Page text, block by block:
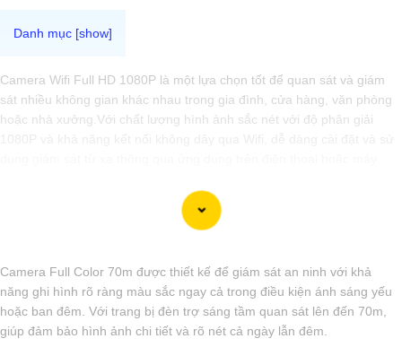
Camera Wifi Full HD 1080P là một lựa chọn tốt để quan sát và giám
sát nhiều không gian khác nhau trong gia đình, cửa hàng, văn phòng
hoặc nhà xưởng.Với chất lượng hình ảnh sắc nét với độ phân giải
Camera Full Color 70m được thiết kế để giám sát an ninh với khả
năng ghi hình rõ ràng màu sắc ngay cả trong điều kiện ánh sáng yếu
hoặc ban đêm. Với trang bị đèn trợ sáng tầm quan sát lên đến 70m,
giúp đảm bảo hình ảnh chi tiết và rõ nét cả ngày lẫn đêm.